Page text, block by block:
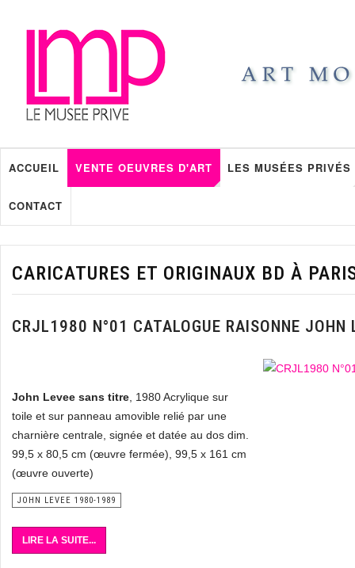
ACCUEIL VENTE OEUVRES D'ART LES MUSÉES PRIVÉS
CONTACT
CARICATURES ET ORIGINAUX BD À
CRJL1980 N°01 CATALOGUE RAISONNE JOHN
John Levee sans titre , 1980 Acrylique sur
toile et sur panneau amovible relié par une
charnière centrale, signée et datée au dos dim.
99,5 x 80,5 cm (œuvre fermée), 99,5 x 161 cm
(œuvre ouverte)
JOHN LEVEE 1980-1989
LIRE LA SUITE...